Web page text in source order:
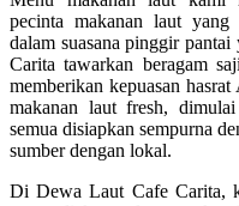
pecinta makanan laut
dalam suasana pinggir
Carita tawarkan beragam
memberikan kepuasan
makanan laut fresh,
semua disiapkan sempurna
sumber dengan lokal.
Di Dewa Laut Cafe Carita,